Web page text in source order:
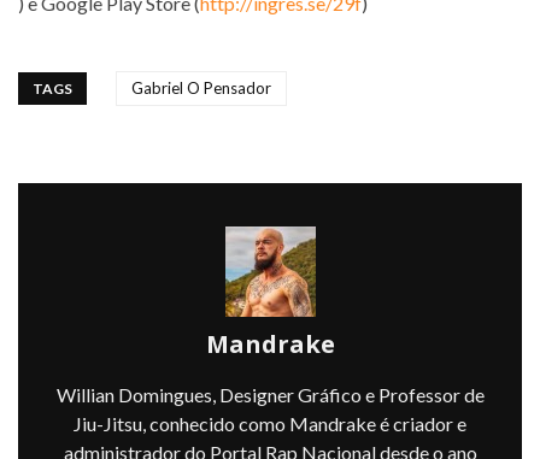
TAGS Gabriel O Pensador
Mandrake
Willian Domingues, Designer Gráfico e Professor de
Jiu-Jitsu, conhecido como Mandrake é criador e
administrador do Portal Rap Nacional desde o ano